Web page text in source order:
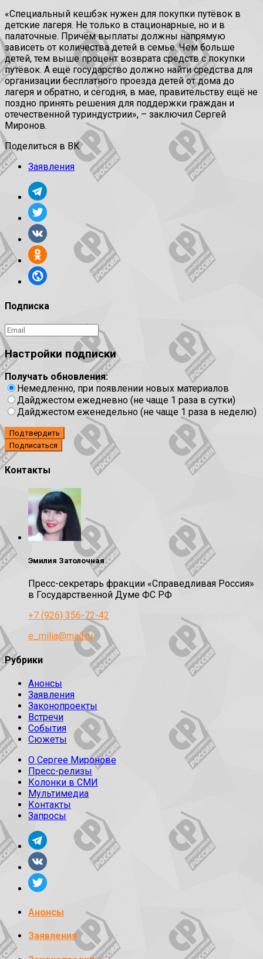
«Специальный кешбэк нужен для покупки путёвок в
детские лагеря. Не только в стационарные, но и в
палаточные. Причём выплаты должны напрямую
зависеть от количества детей в семье. Чем больше
детей, тем выше процент возврата средств с покупки
путёвок. А ещё государство должно найти средства для
организации бесплатного проезда детей от дома до
лагеря и обратно, и сегодня, в мае, правительству ещё не
поздно принять решения для поддержки граждан и
отечественной туриндустрии», – заключил Сергей
Миронов.
Поделиться в ВК
Заявления
Подписка
Настройки подписки
Получать обновления:
Немедленно, при появлении новых материалов
Дайджестом ежедневно (не чаще 1 раза в сутки)
Дайджестом еженедельно (не чаще 1 раза в неделю)
Подтвердить
Контакты
Эмилия Затолочная
Пресс-секретарь фракции «Справедливая Россия»
в Государственной Думе ФС РФ
+7 (926) 356-72-42
e_milia@mail.ru
Рубрики
Анонсы
Заявления
Законопроекты
Встречи
События
Сюжеты
О Сергее Миронове
Пресс-релизы
Колонки в СМИ
Мультимедиа
Контакты
Запросы
Анонсы
Заявления